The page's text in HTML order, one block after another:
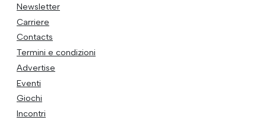
Newsletter
Carriere
Contacts
Termini e condizioni
Advertise
Eventi
Giochi
Incontri